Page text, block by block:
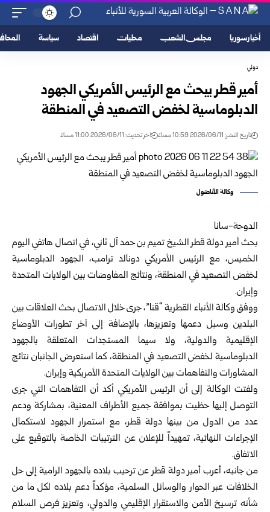
أخبار سوريا مجلس الشعب محليات اقتصاد سياسة
دولي
أمير قطر يبحث مع الرئيس الأمريكي الجهود
الدبلوماسية لخفض التصعيد في المنطقة
تاريخ النشر: 2026/06/11 10:59 مساءً اخر تحديث: 2026/06/11 11:00 مساءً
وكالة الأناضول
الدوحة-سانا
بحث أمير دولة قطرالشيخ تميم بن حمد آل ثاني، في اتصال هاتفي اليوم
الخميس، مع الرئيس الأمريكي دونالد ترامب، الجهود الدبلوماسية
لخفض التصعيد في المنطقة، ونتائج المفاوضات بين الولايات المتحدة
وإيران.
ووفق وكالة الأنباء القطرية “قنا”، جرى خلال الاتصال بحث العلاقات بين
البلدين وسبل دعمها وتعزيزها، بالإضافة إلى آخر تطورات الأوضاع
الإقليمية والدولية، ولا سيما المستجدات المتعلقة بالجهود
الدبلوماسية لخفض التصعيد في المنطقة، كما استعرض الجانبان نتائج
المشاورات والتفاهمات بين الولايات المتحدة الأمريكية وإيران.
ولفتت الوكالة إلى أن الرئيس الأمريكي أكد أن التفاهمات التي جرى
التوصل إليها حظيت بموافقة جميع الأطراف المعنية، بمشاركة ودعم
عدد من الدول من بينها دولة قطر، مع استمرار الجهود لاستكمال
الإجراءات النهائية، تمهيداً للإعلان عن الترتيبات الخاصة بالتوقيع على
الاتفاق.
من جانبه، أعرب أمير دولة قطر عن ترحيب بلاده بالجهود الرامية إلى حل
الخلافات عبر الحوار والوسائل السلمية، مؤكداً دعم بلاده لكل ما من
شأنه ترسيخ الأمن والاستقرار الإقليمي والدولي، وتعزيز فرص السلام